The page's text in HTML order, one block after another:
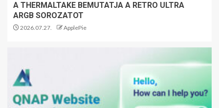
A THERMALTAKE BEMUTATJA A RETRO ULTRA
ARGB SOROZATOT
2026.07.27. ApplePie